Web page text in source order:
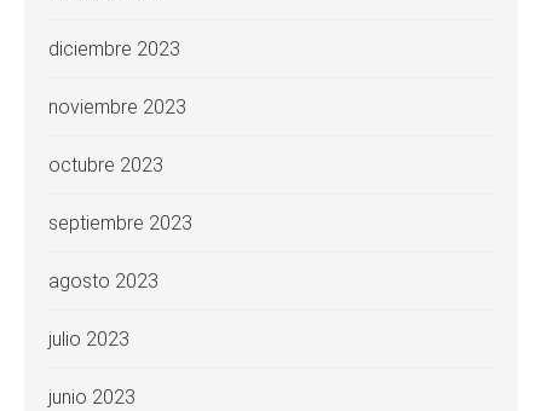
diciembre 2023
noviembre 2023
octubre 2023
septiembre 2023
agosto 2023
julio 2023
junio 2023